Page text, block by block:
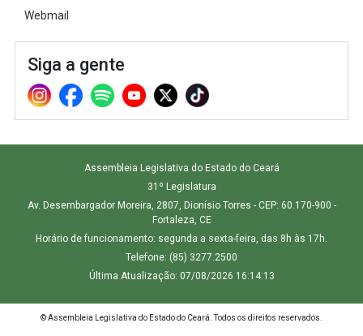
Webmail
Siga a gente
Assembleia Legislativa do Estado do Ceará
31º Legislatura
Av. Desembargador Moreira, 2807, Dionísio Torres - CEP: 60.170-900 -
Fortaleza, CE
Horário de funcionamento: segunda a sexta-feira, das 8h às 17h.
Telefone: (85) 3277.2500
Última Atualização: 07/08/2026 16:14:13
© Assembleia Legislativa do Estado do Ceará. Todos os direitos reservados.